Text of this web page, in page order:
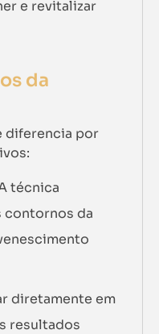
e revitalizar
da
diferencia por
técnica
contornos da
diretamente em
resultados